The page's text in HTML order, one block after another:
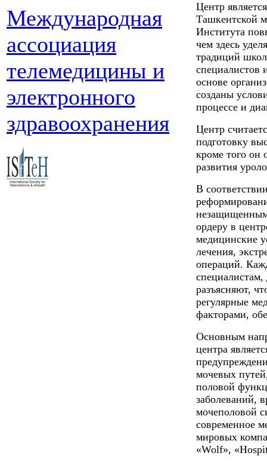
Международная
ассоциация
телемедицины и
электронного
здравоохранения
Центр
Ташкентской
Института
чем здесь
традиций
специалистов
основе
созданы
процессе и
Центр
подготовку
кроме того он
развития
В
ордеру в
медицинские
лечения,
операций.
разъясняют,
регулярные
факторами,
Основным
центра
мочевых
половой
заболеваний,
мочеполовой
современное
мировых
«Wolf»,